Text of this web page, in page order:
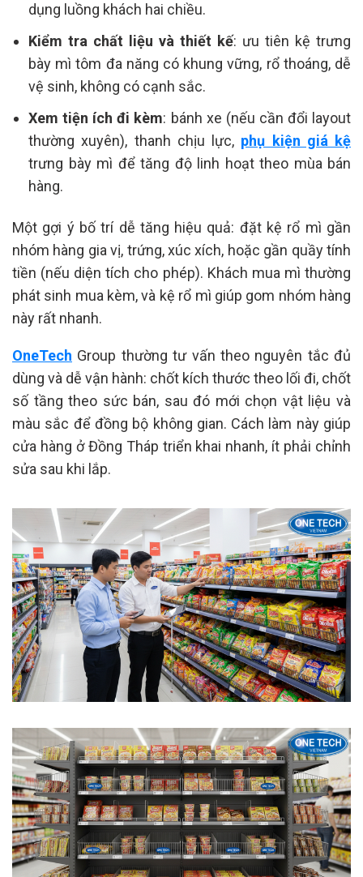
dụng luồng khách hai chiều.
Kiểm tra chất liệu và thiết kế: ưu tiên kệ trưng
bày mì tôm đa năng có khung vững, rổ thoáng, dễ
vệ sinh, không có cạnh sắc.
Xem tiện ích đi kèm: bánh xe (nếu cần đổi layout
thường xuyên), thanh chịu lực, phụ kiện giá kệ
trưng bày mì để tăng độ linh hoạt theo mùa bán
hàng.
Một gợi ý bố trí dễ tăng hiệu quả: đặt kệ rổ mì gần
nhóm hàng gia vị, trứng, xúc xích, hoặc gần quầy tính
tiền (nếu diện tích cho phép). Khách mua mì thường
phát sinh mua kèm, và kệ rổ mì giúp gom nhóm hàng
này rất nhanh.
OneTech Group thường tư vấn theo nguyên tắc đủ
dùng và dễ vận hành: chốt kích thước theo lối đi, chốt
số tầng theo sức bán, sau đó mới chọn vật liệu và
màu sắc để đồng bộ không gian. Cách làm này giúp
cửa hàng ở Đồng Tháp triển khai nhanh, ít phải chỉnh
sửa sau khi lắp.